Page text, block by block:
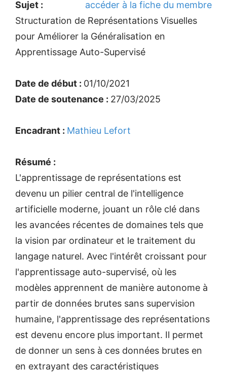
accéder à la fiche du membre
Sujet :
Structuration de Représentations Visuelles
pour Améliorer la Généralisation en
Apprentissage Auto-Supervisé
Date de début : 01/10/2021
Date de soutenance : 27/03/2025
Encadrant : Mathieu Lefort
Résumé :
L'apprentissage de représentations est
devenu un pilier central de l'intelligence
artificielle moderne, jouant un rôle clé dans
les avancées récentes de domaines tels que
la vision par ordinateur et le traitement du
langage naturel. Avec l'intérêt croissant pour
l'apprentissage auto-supervisé, où les
modèles apprennent de manière autonome à
partir de données brutes sans supervision
humaine, l'apprentissage des représentations
est devenu encore plus important. Il permet
de donner un sens à ces données brutes en
en extrayant des caractéristiques